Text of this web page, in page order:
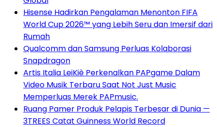
Hisense Hadirkan Pengalaman Menonton FIFA
World Cup 2026™ yang Lebih Seru dan Imersif dari
Rumah
Qualcomm dan Samsung Perluas Kolaborasi
Snapdragon
Artis Italia LeiKiè Perkenalkan PAPgame Dalam
Video Musik Terbaru Saat Not Just Music
Memperluas Merek PAPmusic.
Ruang Pamer Produk Pelapis Terbesar di Dunia —
3TREES Catat Guinness World Record